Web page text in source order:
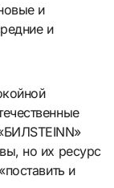
и
и
но их ресурс
и